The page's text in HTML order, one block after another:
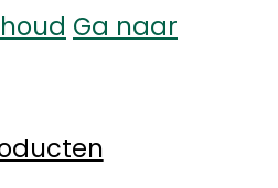
Ga naar